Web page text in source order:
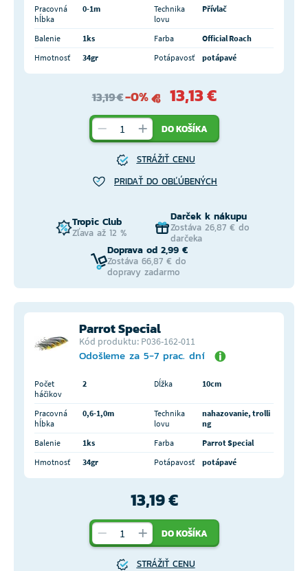
Pracovná
hĺbka
0-1m
Technika
lovu
Přívlač
Balenie 1ks Farba
Official Roach
Hmotnosť
34gr Potápavosť potápavé
13,19 €-0% 13,13 €
DO KOŠÍKA
STRÁŽIŤ CENU
PRIDAŤ DO OBĽÚBENÝCH
Tropic Club
Zľava až 12 %
Darček k nákupu
Zostáva 26,87 € do
darčeka
Doprava od 2,99 €
Zostáva 66,87 € do
dopravy zadarmo
Parrot Special
Kód produktu: P036-162-011
Odošleme za 5-7 prac. dní
Počet
háčikov
2 Dĺžka 10cm
Pracovná
hĺbka
0,6-1,0m
Technika
lovu
nahazovanie, trolli
ng
Balenie
1ks Farba
Parrot Special
Hmotnosť
34gr Potápavosť potápavé
13,19 €
DO KOŠÍKA
STRÁŽIŤ CENU